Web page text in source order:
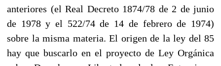
anteriores (el Real Decreto 1874/78 de 2 de junio
de 1978 y el 522/74 de 14 de febrero de 1974)
sobre la misma materia. El origen de la ley del 85
hay que buscarlo en el proyecto de Ley Orgánica